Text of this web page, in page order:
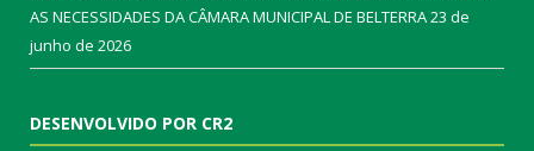
AS NECESSIDADES DA CÂMARA MUNICIPAL DE BELTERRA23 de
junho de 2026
DESENVOLVIDO POR CR2